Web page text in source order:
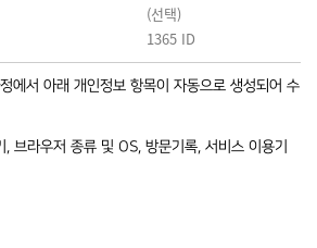
(선택)
1365 ID
에서 아래 개인정보 항목이 자동으로 생성되어 수
, 브라우저 종류 및 OS, 방문기록, 서비스 이용기